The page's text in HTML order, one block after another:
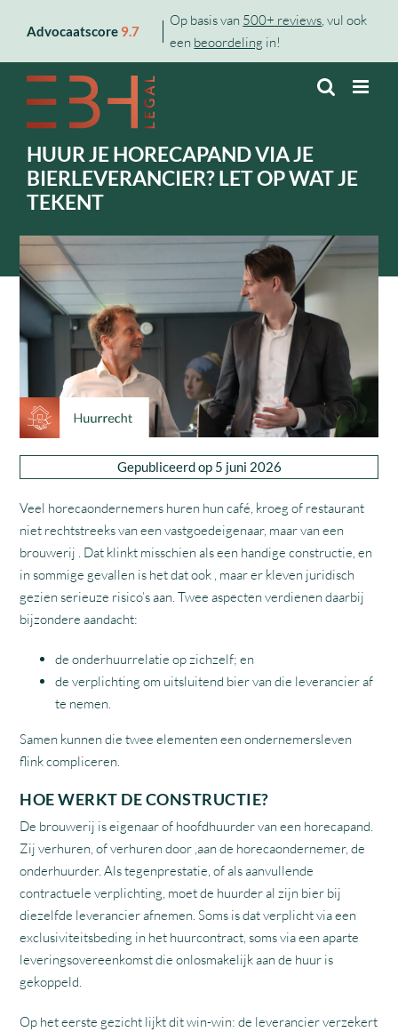
HUUR JE HORECAPAND VIA JE
BIERLEVERANCIER? LET OP WAT JE
TEKENT
Gepubliceerd op 5 juni 2026
Veel horecaondernemers huren hun café, kroeg of restaurant
niet rechtstreeks van een vastgoedeigenaar, maar van een
brouwerij . Dat klinkt misschien als een handige constructie, en
in sommige gevallen is het dat ook , maar er kleven juridisch
gezien serieuze risico’s aan. Twee aspecten verdienen daarbij
bijzondere aandacht:
de onderhuurrelatie op zichzelf; en
de verplichting om uitsluitend bier van die leverancier af
te nemen.
Samen kunnen die twee elementen een ondernemersleven
flink compliceren.
HOE WERKT DE CONSTRUCTIE?
De brouwerij is eigenaar of hoofdhuurder van een horecapand.
Zij verhuren, of verhuren door ,aan de horecaondernemer, de
onderhuurder. Als tegenprestatie, of als aanvullende
contractuele verplichting, moet de huurder al zijn bier bij
diezelfde leverancier afnemen. Soms is dat verplicht via een
exclusiviteitsbeding in het huurcontract, soms via een aparte
leveringsovereenkomst die onlosmakelijk aan de huur is
gekoppeld.
Op het eerste gezicht lijkt dit win-win: de leverancier verzekert
Advocaatscore 9.7
Op basis van 500+ reviews, vul ook
een beoordeling in!